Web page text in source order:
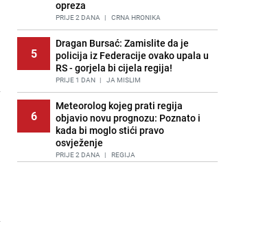
opreza
PRIJE 2 DANA | CRNA HRONIKA
5
Dragan Bursać: Zamislite da je
policija iz Federacije ovako upala u
RS - gorjela bi cijela regija!
PRIJE 1 DAN | JA MISLIM
6
Meteorolog kojeg prati regija
objavio novu prognozu: Poznato i
kada bi moglo stići pravo
osvježenje
PRIJE 2 DANA | REGIJA